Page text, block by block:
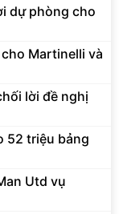
dự phòng cho
Martinelli và
lời đề nghị
52 triệu bảng
Utd vụ